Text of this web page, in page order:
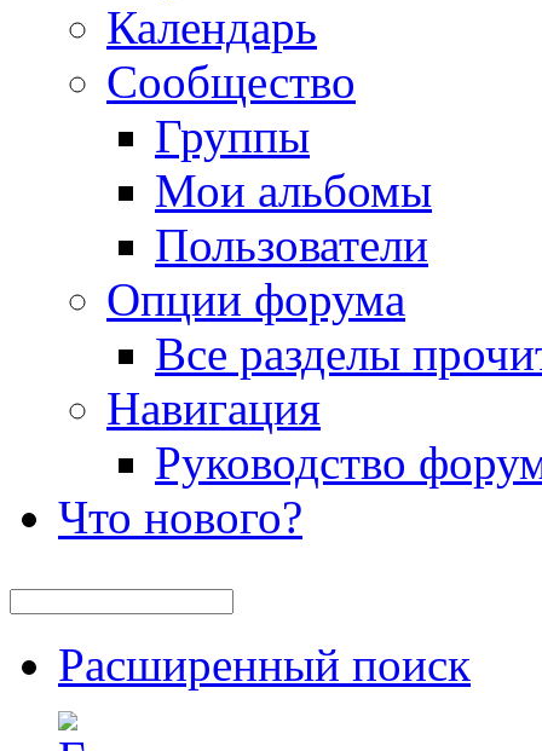
Календарь
Сообщество
Группы
Мои альбомы
Пользователи
Опции форума
Все разделы
Навигация
Руководство
Что нового?
Расширенный поиск